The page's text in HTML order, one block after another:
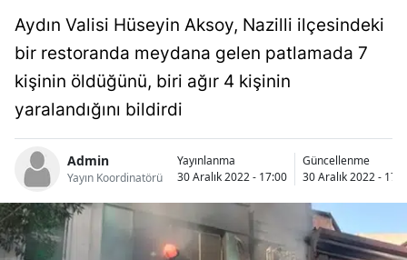
Artvin
Aydın
Bilecik
Bingöl
Aydın Valisi Hüseyin Aksoy, Nazilli ilçesindeki
bir restoranda meydana gelen patlamada 7
kişinin öldüğünü, biri ağır 4 kişinin
yaralandığını bildirdi
Admin
Yayın Koordinatörü
Yayınlanma
30 Aralık 2022 - 17:00
Güncellenme
30 Aralık 2022 -